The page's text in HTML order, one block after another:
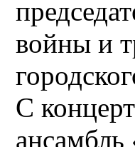
войны и
С
ансамбль